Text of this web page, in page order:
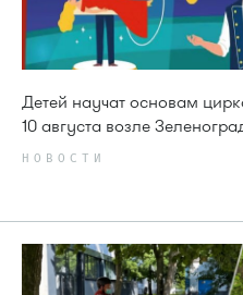
Детей научат основам
10 августа возле
НОВОСТИ